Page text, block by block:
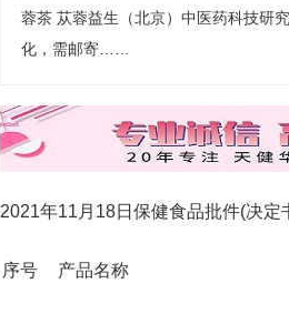
蓉茶 苁蓉益生（北京）中医药科技研
化，需邮寄……
2021年11月18日保健食品批件(决定
序号 产品名称